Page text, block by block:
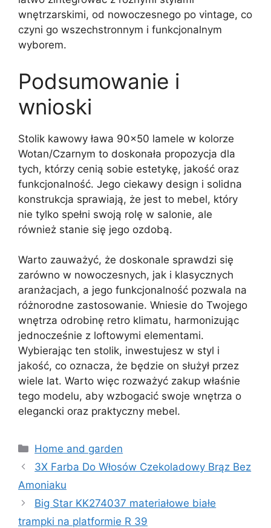
wnętrzarskimi, od nowoczesnego po vintage, co
czyni go wszechstronnym i funkcjonalnym
wyborem.
Podsumowanie i
wnioski
Stolik kawowy ława 90×50 lamele w kolorze
Wotan/Czarnym to doskonała propozycja dla
tych, którzy cenią sobie estetykę, jakość oraz
funkcjonalność. Jego ciekawy design i solidna
konstrukcja sprawiają, że jest to mebel, który
nie tylko spełni swoją rolę w salonie, ale
również stanie się jego ozdobą.
Warto zauważyć, że doskonale sprawdzi się
zarówno w nowoczesnych, jak i klasycznych
aranżacjach, a jego funkcjonalność pozwala na
różnorodne zastosowanie. Wniesie do Twojego
wnętrza odrobinę retro klimatu, harmonizując
jednocześnie z loftowymi elementami.
Wybierając ten stolik, inwestujesz w styl i
jakość, co oznacza, że będzie on służył przez
wiele lat. Warto więc rozważyć zakup właśnie
tego modelu, aby wzbogacić swoje wnętrza o
elegancki oraz praktyczny mebel.
Kategorie
Home and garden
3X Farba Do Włosów Czekoladowy Brąz Bez
Amoniaku
Big Star KK274037 materiałowe białe
trampki na platformie R 39